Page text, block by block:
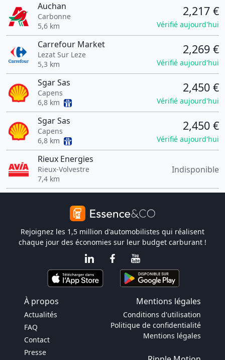
Auchan
Carbonne
5,6 km
2,217 €
Vérifié aujourd'hui
Carrefour Market
Lezat Sur Leze
5,3 km
2,269 €
Vérifié aujourd'hui
Sgar Sas
Capens
6,8 km
2,450 €
Vérifié aujourd'hui
Sgar Sas
Capens
6,8 km
2,450 €
Vérifié aujourd'hui
Rieux Energies
Rieux-Volvestre
7,4 km
Indisponible
Rejoignez les 1,5 million d'automobilistes qui réalisent
chaque jour des économies sur leur budget carburant !
À propos Mentions légales
Actualités
FAQ
Contact
Presse
Conditions d'utilisation
Politique de confidentialité
Mentions légales